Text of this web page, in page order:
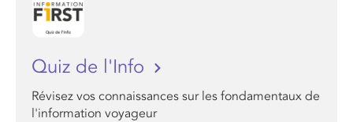
Quiz de l'Info
Révisez vos connaissances sur les fondamentaux de
l'information voyageur